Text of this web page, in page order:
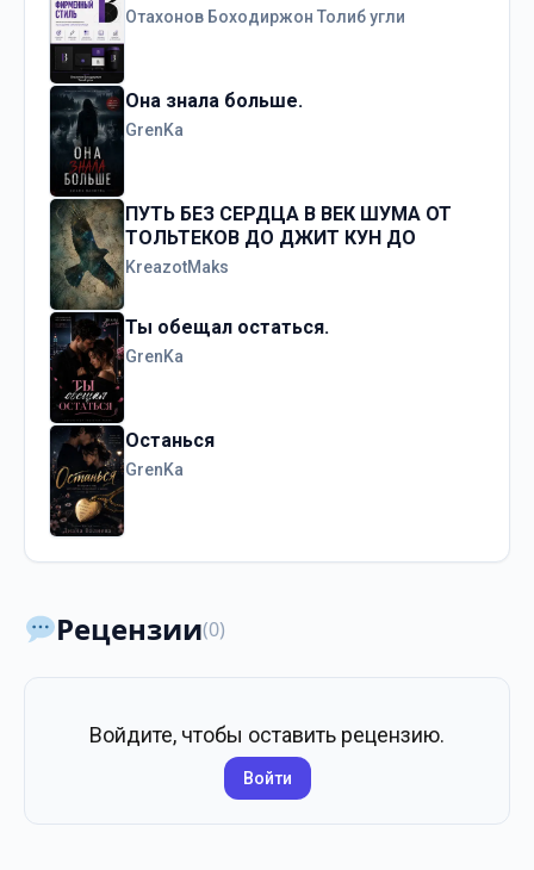
Отахонов Боходиржон Толиб угли
Она знала больше.
GrenKa
ПУТЬ БЕЗ СЕРДЦА В ВЕК ШУМА ОТ
ТОЛЬТЕКОВ ДО ДЖИТ КУН ДО
KreazotMaks
Ты обещал остаться.
GrenKa
Останься
GrenKa
Рецензии(0)
Войдите, чтобы оставить рецензию.
Войти